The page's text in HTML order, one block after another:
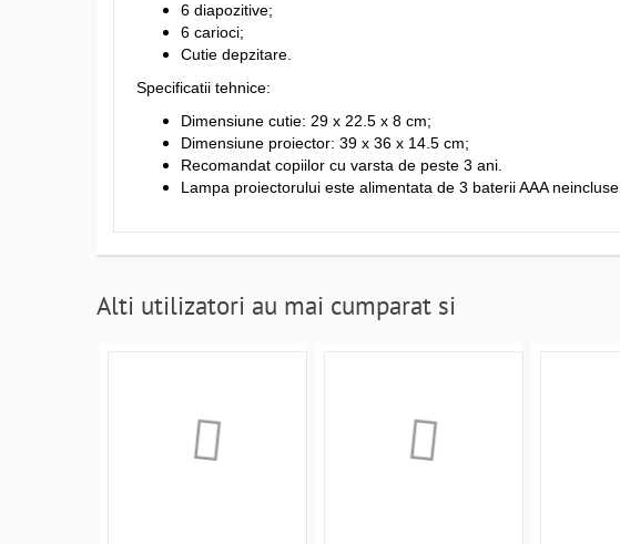
6 diapozitive;
6 carioci;
Cutie depzitare.
Specificatii tehnice:
Dimensiune cutie: 29 x 22.5 x 8 cm;
Dimensiune proiector: 39 x 36 x 14.5 cm;
Recomandat copiilor cu varsta de peste 3 ani.
Lampa proiectorului este alimentata de 3 baterii AAA neincluse.
Alti utilizatori au mai cumparat si